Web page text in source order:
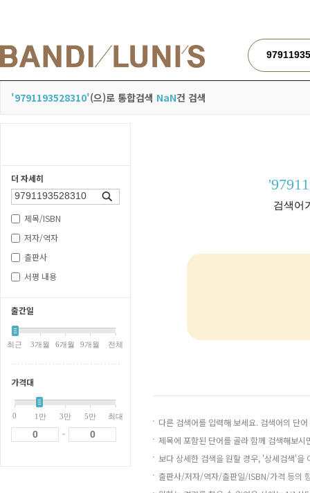
검색
'9791193528310'(으)로 통합검색 NaN건 검색
더 자세히
검색
제목/ISBN
저자/역자
출판사
서평 내용
출간일
최근 3개월 6개월 9개월 전체
가격대
0 1만 3만 5만 최대
-
검색어
다른 검색어를 입력해 보세요. 검색어의 단
제목에 포함된 단어를 골라 함께 검색해보시
보다 상세한 검색을 원할 경우, '상세검색'을
출판사/저자/역자/출판일/ISBN/가격 등의